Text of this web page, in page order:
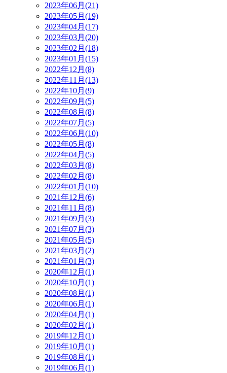
2023年06月(21)
2023年05月(19)
2023年04月(17)
2023年03月(20)
2023年02月(18)
2023年01月(15)
2022年12月(8)
2022年11月(13)
2022年10月(9)
2022年09月(5)
2022年08月(8)
2022年07月(5)
2022年06月(10)
2022年05月(8)
2022年04月(5)
2022年03月(8)
2022年02月(8)
2022年01月(10)
2021年12月(6)
2021年11月(8)
2021年09月(3)
2021年07月(3)
2021年05月(5)
2021年03月(2)
2021年01月(3)
2020年12月(1)
2020年10月(1)
2020年08月(1)
2020年06月(1)
2020年04月(1)
2020年02月(1)
2019年12月(1)
2019年10月(1)
2019年08月(1)
2019年06月(1)